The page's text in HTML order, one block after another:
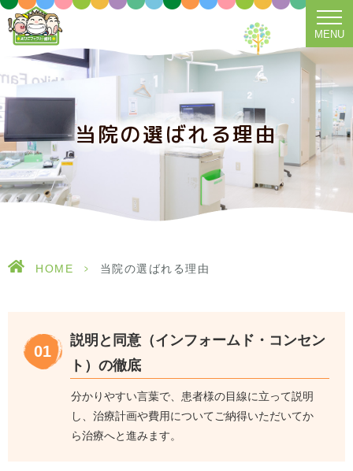
MENU
当院の選ばれる理由
HOME > 当院の選ばれる理由
01
説明と同意（インフォームド・コンセン
ト）の徹底
分かりやすい言葉で、患者様の目線に立って説明
し、治療計画や費用についてご納得いただいてか
ら治療へと進みます。